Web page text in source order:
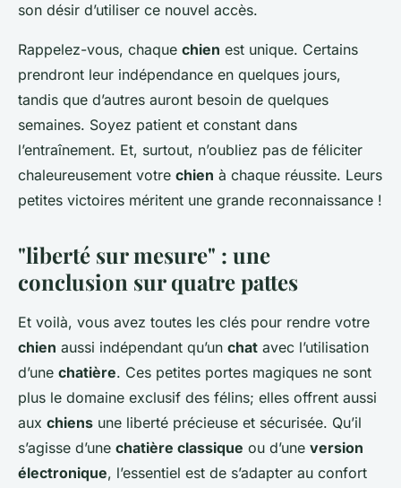
son désir d’utiliser ce nouvel accès.
Rappelez-vous, chaque chien est unique. Certains
prendront leur indépendance en quelques jours,
tandis que d’autres auront besoin de quelques
semaines. Soyez patient et constant dans
l’entraînement. Et, surtout, n’oubliez pas de féliciter
chaleureusement votre chien à chaque réussite. Leurs
petites victoires méritent une grande reconnaissance !
"liberté sur mesure" : une
conclusion sur quatre pattes
Et voilà, vous avez toutes les clés pour rendre votre
chien aussi indépendant qu’un chat avec l’utilisation
d’une chatière. Ces petites portes magiques ne sont
plus le domaine exclusif des félins; elles offrent aussi
aux chiens une liberté précieuse et sécurisée. Qu’il
s’agisse d’une chatière classique ou d’une version
électronique, l’essentiel est de s’adapter au confort